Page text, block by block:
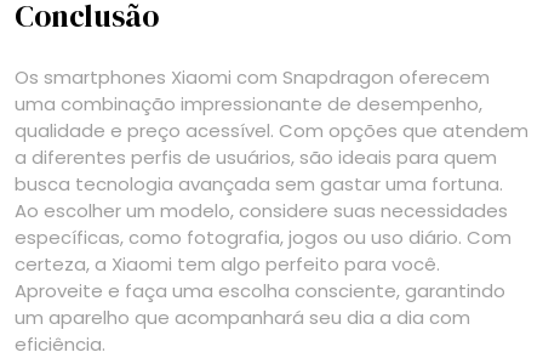
Conclusão
Os smartphones Xiaomi com Snapdragon oferecem
uma combinação impressionante de desempenho,
qualidade e preço acessível. Com opções que atendem
a diferentes perfis de usuários, são ideais para quem
busca tecnologia avançada sem gastar uma fortuna.
Ao escolher um modelo, considere suas necessidades
específicas, como fotografia, jogos ou uso diário. Com
certeza, a Xiaomi tem algo perfeito para você.
Aproveite e faça uma escolha consciente, garantindo
um aparelho que acompanhará seu dia a dia com
eficiência.